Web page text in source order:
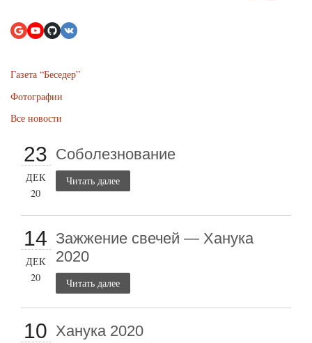
Газета “Беседер”
Фотографии
Все новости
23
ДЕК
20
Соболезнование
Читать далее
14
ДЕК
20
Зажжение свечей — Ханука
2020
Читать далее
10 Ханука 2020